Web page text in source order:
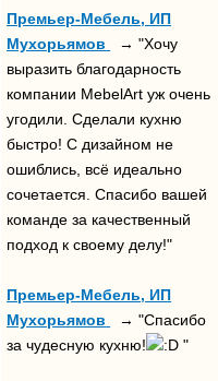
Премьер-Мебель, ИП
Мухорьямов
→ "Хочу
выразить благодарность
компании MebelArt уж очень
угодили. Сделали кухню
быстро! С дизайном не
ошиблись, всё идеально
сочетается. Спасибо вашей
команде за качественный
подход к своему делу!"
Премьер-Мебель, ИП
Мухорьямов
→ "Спасибо
за чудесную кухню!
"